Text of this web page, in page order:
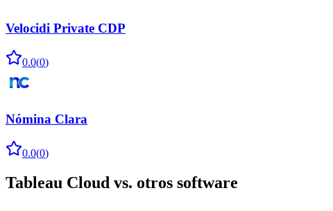
Velocidi Private CDP
0.0(0)
Nómina Clara
0.0(0)
Tableau Cloud vs. otros software